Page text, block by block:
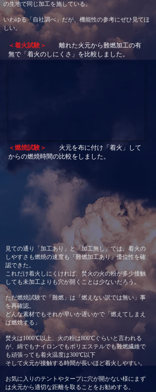
の生地で同じ加工を施している。
​いわゆる「自社調べ」だが、機能性の参考にぜひ見てほ
しい。
​＜着火試験＞
離れた火元から難燃加工の有
無で「着火のしにくさ」を比較しました。
＜燃焼試験＞ 火元を布に付け「着火」して
からの燃焼時間の比較をしました。
見ての通り「加工あり」と「加工無し」では、着火の
しやすさも燃焼の速度も「難燃加工あり」優位性を確
認できた。
これだけ着火しにくければ、焚火の火の粉が多少接触
しても未加工よりも穴が開くことは少ないだろう。
ただ燃焼試験で「難燃」は「燃えない訳では無い」事
を再確認。
どんな素材でもそれが早いか遅いかで「燃えてしまえ
ば燃焼する」
焚火は1000℃以上、火の粉は800℃ぐらいと言われる
が、綿でもナイロンでもポリエステルでも難燃繊維で
も頑張っても着火温度は300℃以下
そして火元が接触する時間が長いほど着火しやすい。
お気に入りのテントやタープに穴が開かない様にまず
は​火元から適切な距離を取ることをお勧めする。